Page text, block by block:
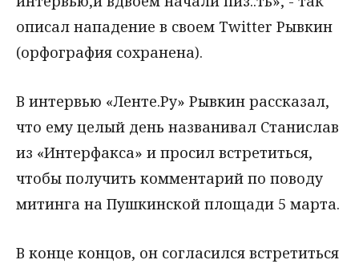
описал нападение в своем Twitter Рывкин
(орфография сохранена).
В интервью «Ленте.Ру» Рывкин рассказал,
что ему целый день названивал Станислав
из «Интерфакса» и просил встретиться,
чтобы получить комментарий по поводу
митинга на Пушкинской площади 5 марта.
В конце концов, он согласился встретиться